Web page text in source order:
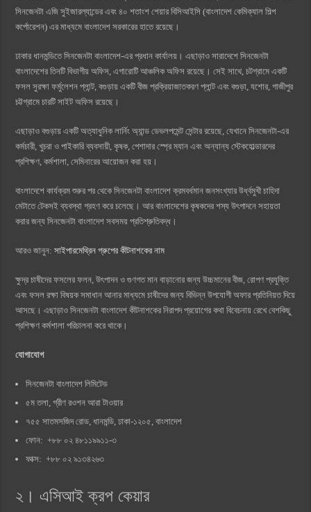
সিনজেনটা এজি সুইজারল্যান্ডের এবং ৪০ শতাংশ শেয়ার বিসিআইসি (বাংলাদেশ কেমিক্যাল শিল্প
কর্পোরেশন) এর মাধ্যমে বাংলাদেশ সরকারের হাতে রয়েছে।
ঢাকার ধানমন্ডিতে সিনজেনটা বাংলাদেশ-এর প্রধান কার্যালয়। এছাড়াও সারাদেশে সিনজেনটা
বাংলাদেশের তিনটি বিভাগীয় অফিস, এগারোটি আঞ্চলিক অফিস রয়েছে। সেই সাথে, চটগ্রামে একটি
ফসল সুরক্ষা ফর্মুলেশন প্লান্ট, বগুড়ায় একটি বীজ প্রক্রিয়াজাতকরণ প্লান্ট এবং বগুড়া, যশোর, গাজীপুর
চট্টগ্রামে চারটি সাইট অফিস রয়েছে।
এছাড়াও বগুড়ায় একটি অত্যাধুনিক লার্নিং অ্যান্ড ডেভলপমেন্ট সেন্টার রয়েছে, যেখানে সিনজেনটা-এর
কর্মচারী, খুচরা ও পাইকারি ব্যবসায়ী, কৃষক, পেশাদার স্প্রে ম্যান এবং অন্যান্য স্টেকহোল্ডারদের
প্রশিক্ষণ, কর্মশালা, সেমিনারের আয়োজন করা হয়।
বাংলাদেশে কার্যক্রম শুরুর পর থেকে সিনজেনটা বাংলাদেশ ক্রমবর্ধমান জনসংখ্যার উর্ধ্বমুখী চাহিদা
মেটাতে টেকসই ব্যবস্থা গ্রহণ করে চলেছে। আর বাংলাদেশের কৃষকদের শস্য উৎপাদনে সহায়তা
করার জন্য সিনজেনটা বাংলাদেশ সবসময় প্রতিশ্রুতিবদ্ধ।
আরও জানুন:সাইপারমেথ্রিন গ্রুপের কীটনাশকের নাম
ক্ষুদ্র চাষীদের ফসলের ফলন, উৎপাদন ও গুণগত মান বাড়ানোর জন্য উচ্চমানের বীজ, রোপণ প্রযুক্তি
এবং ফসল রক্ষা বিষয়ক সমাধান আনার মাধ্যমে চাষীদের জন্য বিভিন্ন উপযোগী অফার প্রতিনিয়ত দিয়ে
আসছে। এছাড়াও সিনজেনটা বাংলাদেশ কীটনাশকের নিরাপদ প্রয়োগের কথা বিবেচনায় রেখে বেশকিছু
প্রশিক্ষণ কর্মশালা পরিচালনা করে থাকে।
যোগাযোগ
সিনজেনটা বাংলাদেশ লিমিটেড
৫ম তলা, গ্রীণ রওশন আরা টাওয়ার
৭৫৫ সাতমসজিদ রোড, ধানমন্ডি, ঢাকা-১২০৫, বাংলাদেশ
ফোন: +৮৮ ০২ ৪৮১১৯৯১১-৩
ফাক্স: +৮৮ ০২ ৯১৩৪২৬৩
২। এসিআই ক্রপ কেয়ার